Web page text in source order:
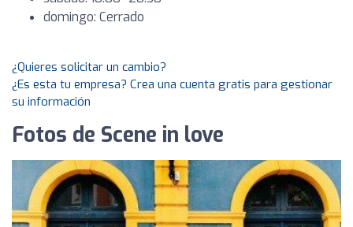
domingo: Cerrado
¿Quieres solicitar un cambio?
¿Es esta tu empresa? Crea una cuenta gratis para gestionar
su información
Fotos de Scene in love